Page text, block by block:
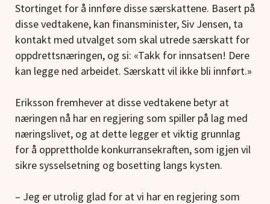
Stortinget for å innføre disse særskattene. Basert på
disse vedtakene, kan finansminister, Siv Jensen, ta
kontakt med utvalget som skal utrede særskatt for
oppdrettsnæringen, og si: «Takk for innsatsen! Dere
kan legge ned arbeidet. Særskatt vil ikke bli innført.»
Eriksson fremhever at disse vedtakene betyr at
næringen nå har en regjering som spiller på lag med
næringslivet, og at dette legger et viktig grunnlag
for å opprettholde konkurransekraften, som igjen vil
sikre sysselsetning og bosetting langs kysten.
– Jeg er utrolig glad for at vi har en regjering som